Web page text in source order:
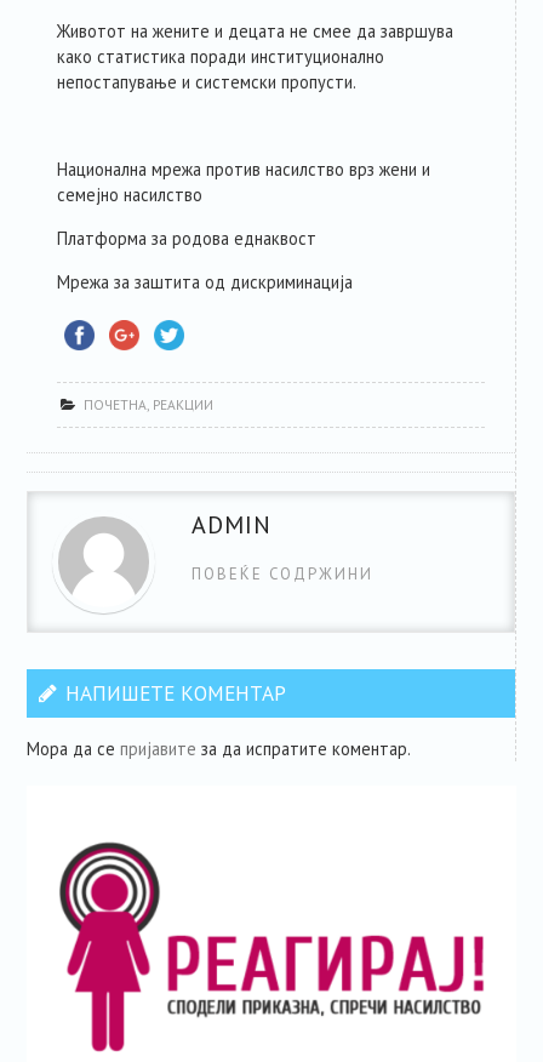
Животот на жените и децата не смее да завршува
како статистика поради институционално
непостапување и системски пропусти.
Национална мрежа против насилство врз жени и
семејно насилство
Платформа за родова еднаквост
Мрежа за заштита од дискриминација
ПОЧЕТНА РЕАКЦИИ
ADMIN
ПОВЕЌЕ СОДРЖИНИ
НАПИШЕТЕ КОМЕНТАР
Мора да сепријавите за да испратите коментар.